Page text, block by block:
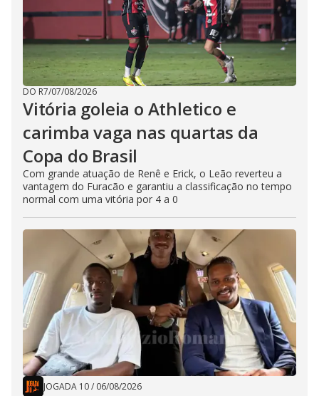
DO R7/07/08/2026
Vitória goleia o Athletico e
carimba vaga nas quartas da
Copa do Brasil
Com grande atuação de Renê e Erick, o Leão reverteu a
vantagem do Furacão e garantiu a classificação no tempo
normal com uma vitória por 4 a 0
JOGADA 10/ 06/08/2026